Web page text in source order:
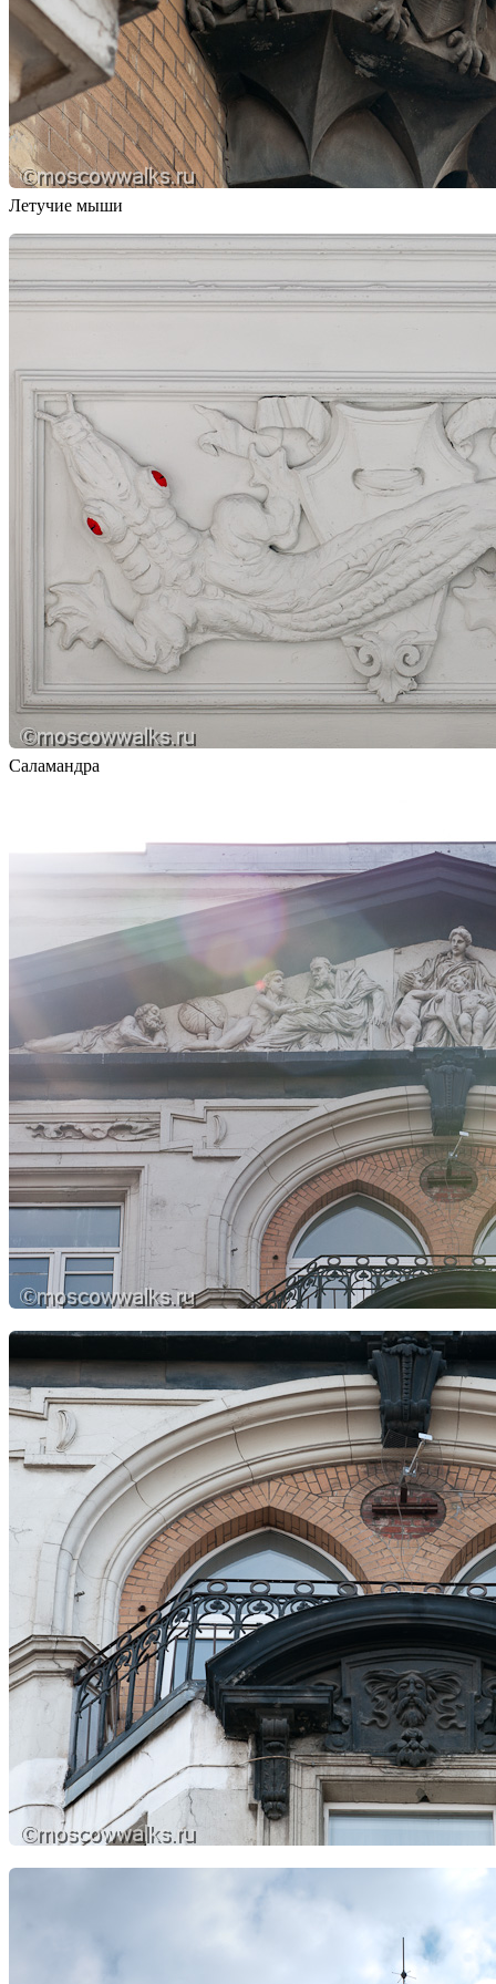
Летучие мыши
Саламандра